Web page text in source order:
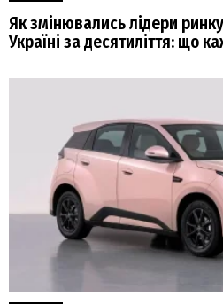
Як змінювались лідери
Україні за десятиліття: що